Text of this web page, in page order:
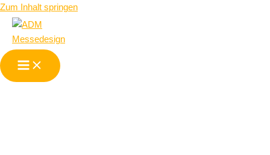
Zum Inhalt springen